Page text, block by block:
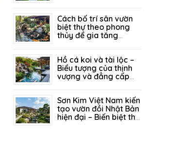
Cách bố trí sân vườn
biệt thự theo phong
thủy để gia tăng
Hồ cá koi và tài lộc –
Biểu tượng của thịnh
vượng và đẳng cấp
Sơn Kim Việt Nam kiến
tạo vườn đồi Nhật Bản
hiện đại – Biến biệt thự